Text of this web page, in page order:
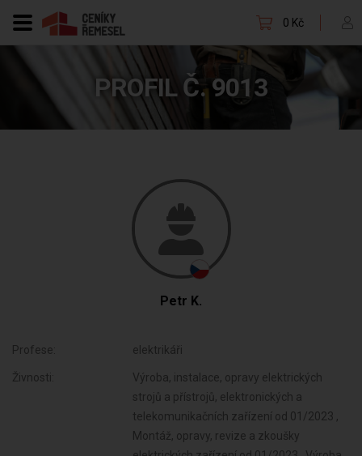
0 Kč
PROFIL Č. 9013
Petr K.
Profese: elektrikáři
Živnosti:
Výroba, instalace, opravy elektrických
strojů a přístrojů, elektronických a
telekomunikačních zařízení od 01/2023 ,
Montáž, opravy, revize a zkoušky